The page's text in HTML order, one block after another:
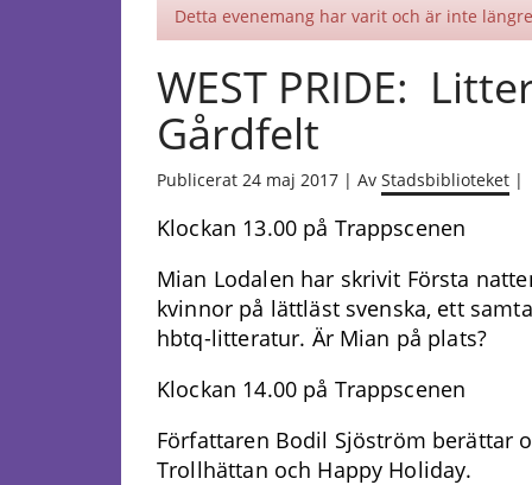
Detta evenemang har varit och är inte
WEST PRIDE:
Gårdfelt
Publicerat 24 maj 2017 | Av Stadsbiblioteket |
Klockan 13.00 på Trappscenen
Mian Lodalen har skrivit Första
kvinnor på lättläst svenska, ett
hbtq-litteratur. Är Mian på plats?
Klockan 14.00 på Trappscenen
Författaren Bodil Sjöström berättar
Trollhättan och Happy Holiday.